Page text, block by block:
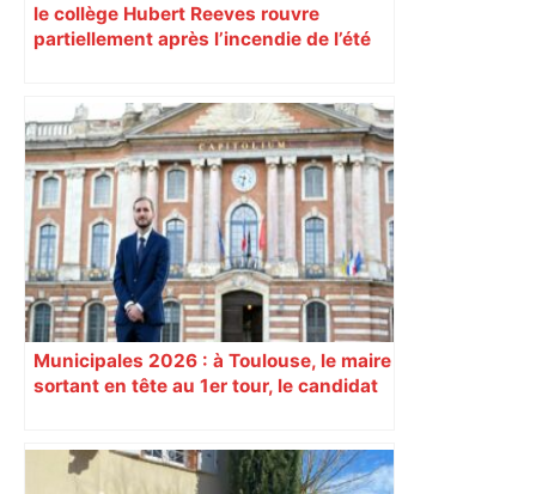
le collège Hubert Reeves rouvre
partiellement après l’incendie de l’été
Municipales 2026 : à Toulouse, le maire
sortant en tête au 1er tour, le candidat